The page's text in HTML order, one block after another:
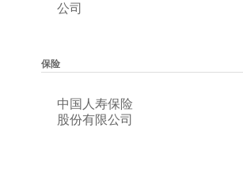
公司
保险
中国人寿保险
股份有限公司